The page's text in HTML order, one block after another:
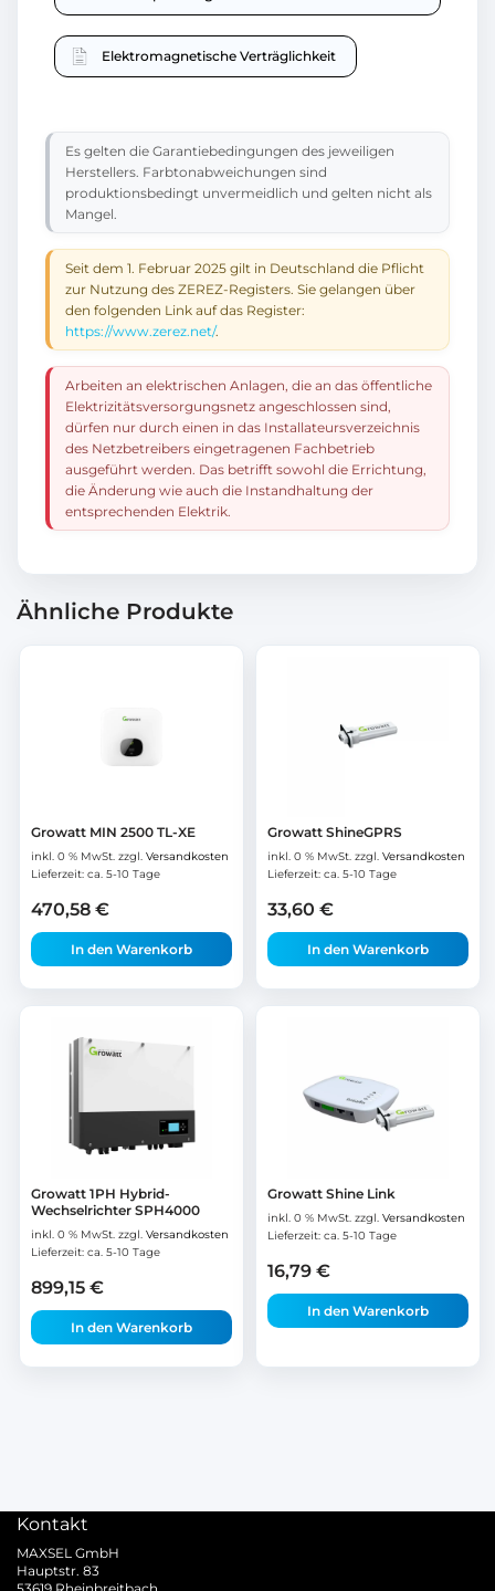
Elektromagnetische Verträglichkeit
Es gelten die Garantiebedingungen des jeweiligen
Herstellers. Farbtonabweichungen sind
produktionsbedingt unvermeidlich und gelten nicht als
Mangel.
Seit dem 1. Februar 2025 gilt in Deutschland die Pflicht
zur Nutzung des ZEREZ-Registers. Sie gelangen über
den folgenden Link auf das Register:
https://www.zerez.net/.
Arbeiten an elektrischen Anlagen, die an das öffentliche
Elektrizitätsversorgungsnetz angeschlossen sind,
dürfen nur durch einen in das Installateursverzeichnis
des Netzbetreibers eingetragenen Fachbetrieb
ausgeführt werden. Das betrifft sowohl die Errichtung,
die Änderung wie auch die Instandhaltung der
entsprechenden Elektrik.
Ähnliche Produkte
Growatt MIN 2500 TL-XE
inkl. 0 % MwSt. zzgl. Versandkosten
Lieferzeit: ca. 5-10 Tage
470,58 €
In den Warenkorb
Growatt ShineGPRS
inkl. 0 % MwSt. zzgl. Versandkosten
Lieferzeit: ca. 5-10 Tage
33,60 €
In den Warenkorb
Growatt 1PH Hybrid-
Wechselrichter SPH4000
inkl. 0 % MwSt. zzgl. Versandkosten
Lieferzeit: ca. 5-10 Tage
899,15 €
In den Warenkorb
Growatt Shine Link
inkl. 0 % MwSt. zzgl. Versandkosten
Lieferzeit: ca. 5-10 Tage
16,79 €
In den Warenkorb
Kontakt
MAXSEL GmbH
Hauptstr. 83